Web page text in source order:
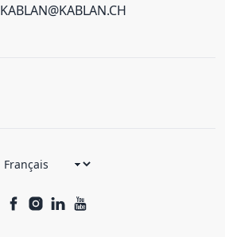
KABLAN@KABLAN.CH